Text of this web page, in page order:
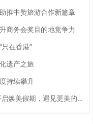
推中赞旅游合作新篇章
商务会奖目的地竞争力
在香港”
遗产之旅
持续攀升
迎仕柏推出高端韩式美容套餐 下机即开启焕美假期，遇见更美的自己